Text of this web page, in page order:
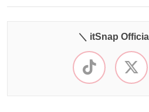
＼ itSnap